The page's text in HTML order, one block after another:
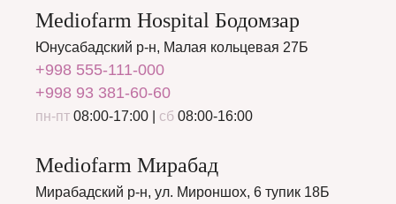
Mediofarm Hospital Бодомзар
Юнусабадский р-н, Малая кольцевая 27Б
+998 555-111-000
+998 93 381-60-60
пн-пт 08:00-17:00 | сб 08:00-16:00
Mediofarm Мирабад
Мирабадский р-н, ул. Мироншох, 6 тупик 18Б